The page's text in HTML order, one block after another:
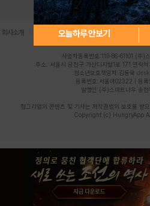
오늘하루 안보기
로그인 PC버전
회사소개 | 개인정보 처리방침
사업자등록번호:119-86-61101 (주)
주소: 서울시 금천구 가산디지털1로 171 연
청소년보호책임자:김동욱
등록번호:서울아02322 | 등록
발행인:(주)스마트나우 송
헝그리앱의 콘텐츠 및 기사는 저작권법의 보호를 받
Copyright (c) HungryApp